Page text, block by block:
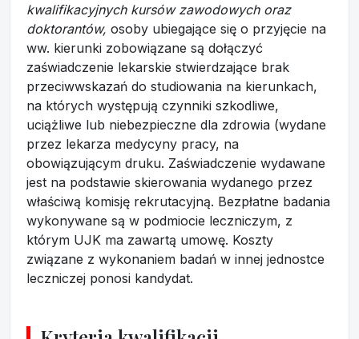
kwalifikacyjnych kursów zawodowych oraz
doktorantów, osoby ubiegające się o przyjęcie na
ww. kierunki zobowiązane są dołączyć
zaświadczenie lekarskie stwierdzające brak
przeciwwskazań do studiowania na kierunkach,
na których występują czynniki szkodliwe,
uciążliwe lub niebezpieczne dla zdrowia (wydane
przez lekarza medycyny pracy, na
obowiązującym druku. Zaświadczenie wydawane
jest na podstawie skierowania wydanego przez
właściwą komisję rekrutacyjną. Bezpłatne badania
wykonywane są w podmiocie leczniczym, z
którym UJK ma zawartą umowę. Koszty
związane z wykonaniem badań w innej jednostce
leczniczej ponosi kandydat.